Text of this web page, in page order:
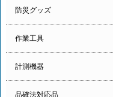
防災グッズ
作業工具
計測機器
品確法対応品